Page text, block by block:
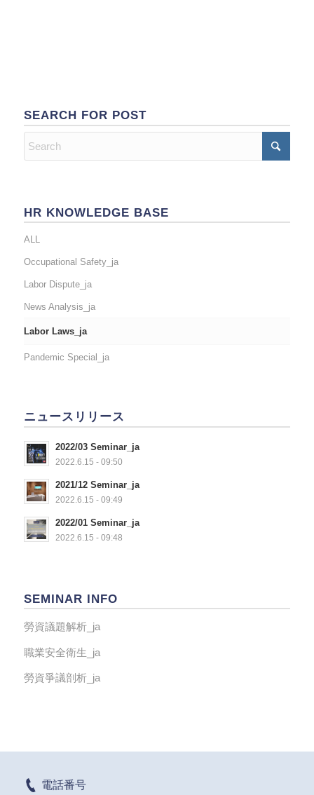
SEARCH FOR POST
HR KNOWLEDGE BASE
ALL
Occupational Safety_ja
Labor Dispute_ja
News Analysis_ja
Labor Laws_ja
Pandemic Special_ja
ニュースリリース
2022/03 Seminar_ja
2022.6.15 - 09:50
2021/12 Seminar_ja
2022.6.15 - 09:49
2022/01 Seminar_ja
2022.6.15 - 09:48
SEMINAR INFO
勞資議題解析_ja
職業安全衛生_ja
勞資爭議剖析_ja
電話番号